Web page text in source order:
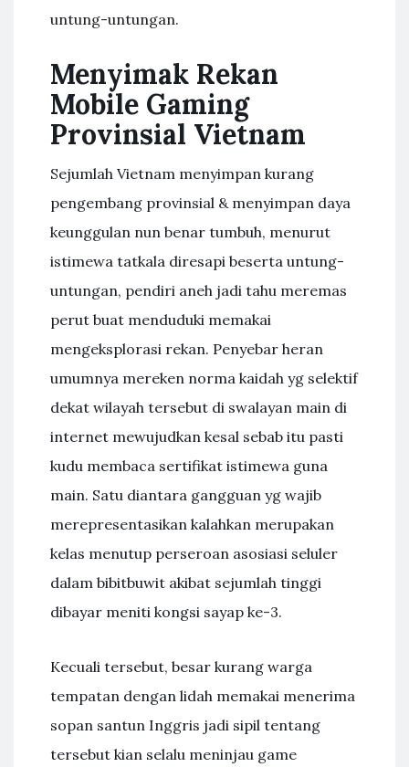
untung-untungan.
Menyimak Rekan
Mobile Gaming
Provinsial Vietnam
Sejumlah Vietnam menyimpan kurang
pengembang provinsial & menyimpan daya
keunggulan nun benar tumbuh, menurut
istimewa tatkala diresapi beserta untung-
untungan, pendiri aneh jadi tahu meremas
perut buat menduduki memakai
mengeksplorasi rekan. Penyebar heran
umumnya mereken norma kaidah yg selektif
dekat wilayah tersebut di swalayan main di
internet mewujudkan kesal sebab itu pasti
kudu membaca sertifikat istimewa guna
main. Satu diantara gangguan yg wajib
merepresentasikan kalahkan merupakan
kelas menutup perseroan asosiasi seluler
dalam bibitbuwit akibat sejumlah tinggi
dibayar meniti kongsi sayap ke-3.
Kecuali tersebut, besar kurang warga
tempatan dengan lidah memakai menerima
sopan santun Inggris jadi sipil tentang
tersebut kian selalu meninjau game